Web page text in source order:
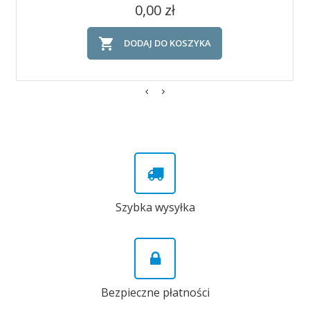
Cena
0,00 zł
 DODAJ DO KOSZYKA
Szybka wysyłka
Bezpieczne płatności